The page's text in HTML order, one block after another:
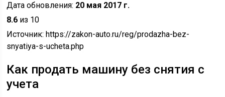
Дата обновления: 20 мая 2017 г.
8.6 из 10
Источник:https://zakon-auto.ru/reg/prodazha-bez-
snyatiya-s-ucheta.php
Как продать машину без снятия с
учета